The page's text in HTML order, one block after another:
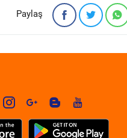
Paylaş